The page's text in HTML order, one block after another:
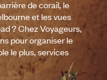
de corail, le
et les vues
? Chez Voyageurs,
pour organiser le
le plus, services